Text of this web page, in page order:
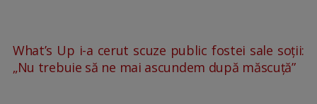
What’s Up i-a cerut scuze public fostei sale soții:
„Nu trebuie să ne mai ascundem după măscuță”